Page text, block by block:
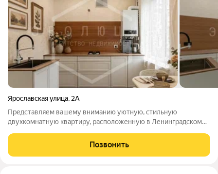
Ярославская улица, 2А
Представляем вашему вниманию уютную, стильную
двухкомнатную квартиру, расположенную в Ленинградском
дома немецкой постройки. Общая площадь квартиры 50 кв.м,
включающая в себя просторную
Позвонить